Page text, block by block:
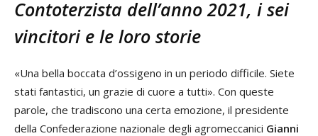
Contoterzista dell’anno 2021, i sei
vincitori e le loro storie
«Una bella boccata d’ossigeno in un periodo difficile. Siete
stati fantastici, un grazie di cuore a tutti». Con queste
parole, che tradiscono una certa emozione, il presidente
della Confederazione nazionale degli agromeccanici Gianni